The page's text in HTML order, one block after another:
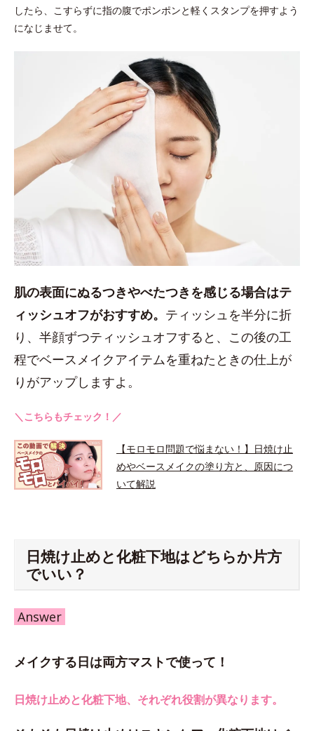
したら、こすらずに指の腹でポンポンと軽くスタンプを押すよう
になじませて。
肌の表面にぬるつきやべたつきを感じる場合はテ
ィッシュオフがおすすめ。 ティッシュを半分に折
り、半顔ずつティッシュオフすると、この後の工
程でベースメイクアイテムを重ねたときの仕上が
りがアップしますよ。
＼こちらもチェック！／
【モロモロ問題で悩まない！】日焼け止
めやベースメイクの塗り方と、原因につ
いて解説
日焼け止めと化粧下地はどちらか片方
でいい？
Answer
メイクする日は両方マストで使って！
日焼け止めと化粧下地、それぞれ役割が異なります。